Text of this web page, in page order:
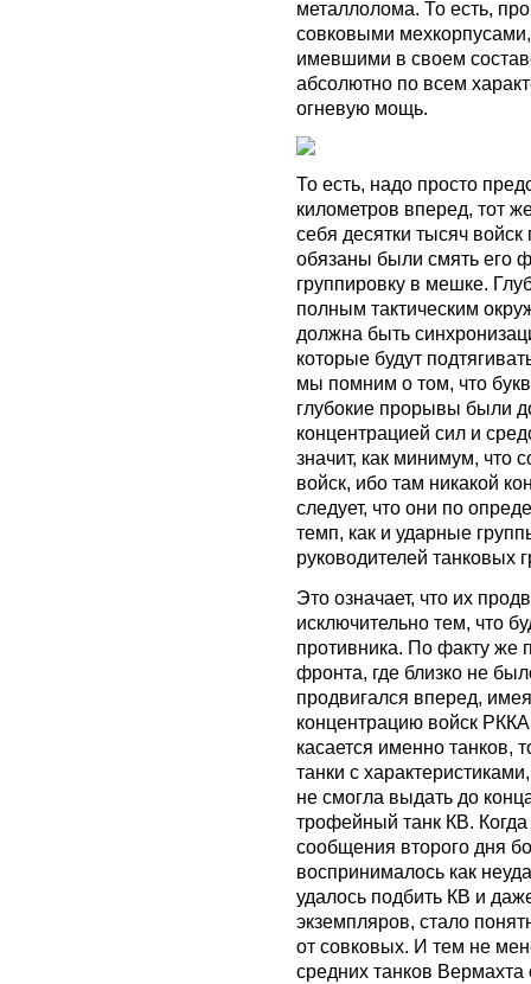
металлолома. То есть,
совковыми
имевшими в своем
абсолютно по всем
огневую мощь.
То есть, надо просто
километров вперед, тот
себя десятки тысяч
обязаны были смять его
группировку в мешке.
полным тактическим
должна быть
которые будут
мы помним о том, что
глубокие прорывы были
концентрацией сил и
значит, как минимум, что
войск, ибо там никакой
следует, что они по
темп, как и ударные
руководителей танковых
Это означает, что их
исключительно тем, что
противника. По факту же
фронта, где близко не
продвигался вперед,
концентрацию войск
касается именно танков,
танки с
не смогла выдать до
трофейный танк КВ.
сообщения второго дня
воспринималось как
удалось подбить КВ и
экземпляров, стало
от совковых. И тем не
средних танков